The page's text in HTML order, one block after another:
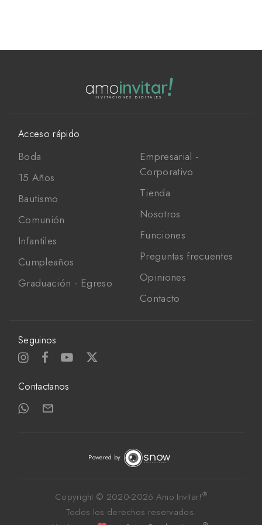
amoinvitar!
INVITACIONES DIGITALES
Acceso rápido
Boda
15 Años
Bautismo
Comunión
Infantiles
Cumpleaños
Graduación - Egreso
Empresarial -
Corporativo
Tienda
Nosotros
Funciones
Preguntas frecuentes
Opiniones
Contacto
Seguinos
Contactanos
Powered by
Copyright © 2020-2026 Amo Invitar!®
Todos los derechos reservados.